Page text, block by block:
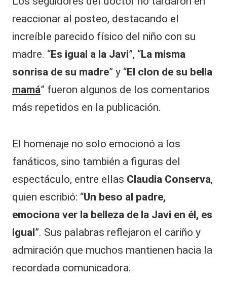
reaccionar al posteo, destacando el
increíble parecido físico del niño con su
madre. “Es igual a la Javi”, “La misma
sonrisa de su madre” y “El clon de su bella
mamá” fueron algunos de los comentarios
más repetidos en la publicación.
El homenaje no solo emocionó a los
fanáticos, sino también a figuras del
espectáculo, entre ellas Claudia Conserva,
quien escribió: “Un beso al padre,
emociona ver la belleza de la Javi en él, es
igual ”. Sus palabras reflejaron el cariño y
admiración que muchos mantienen hacia la
recordada comunicadora.